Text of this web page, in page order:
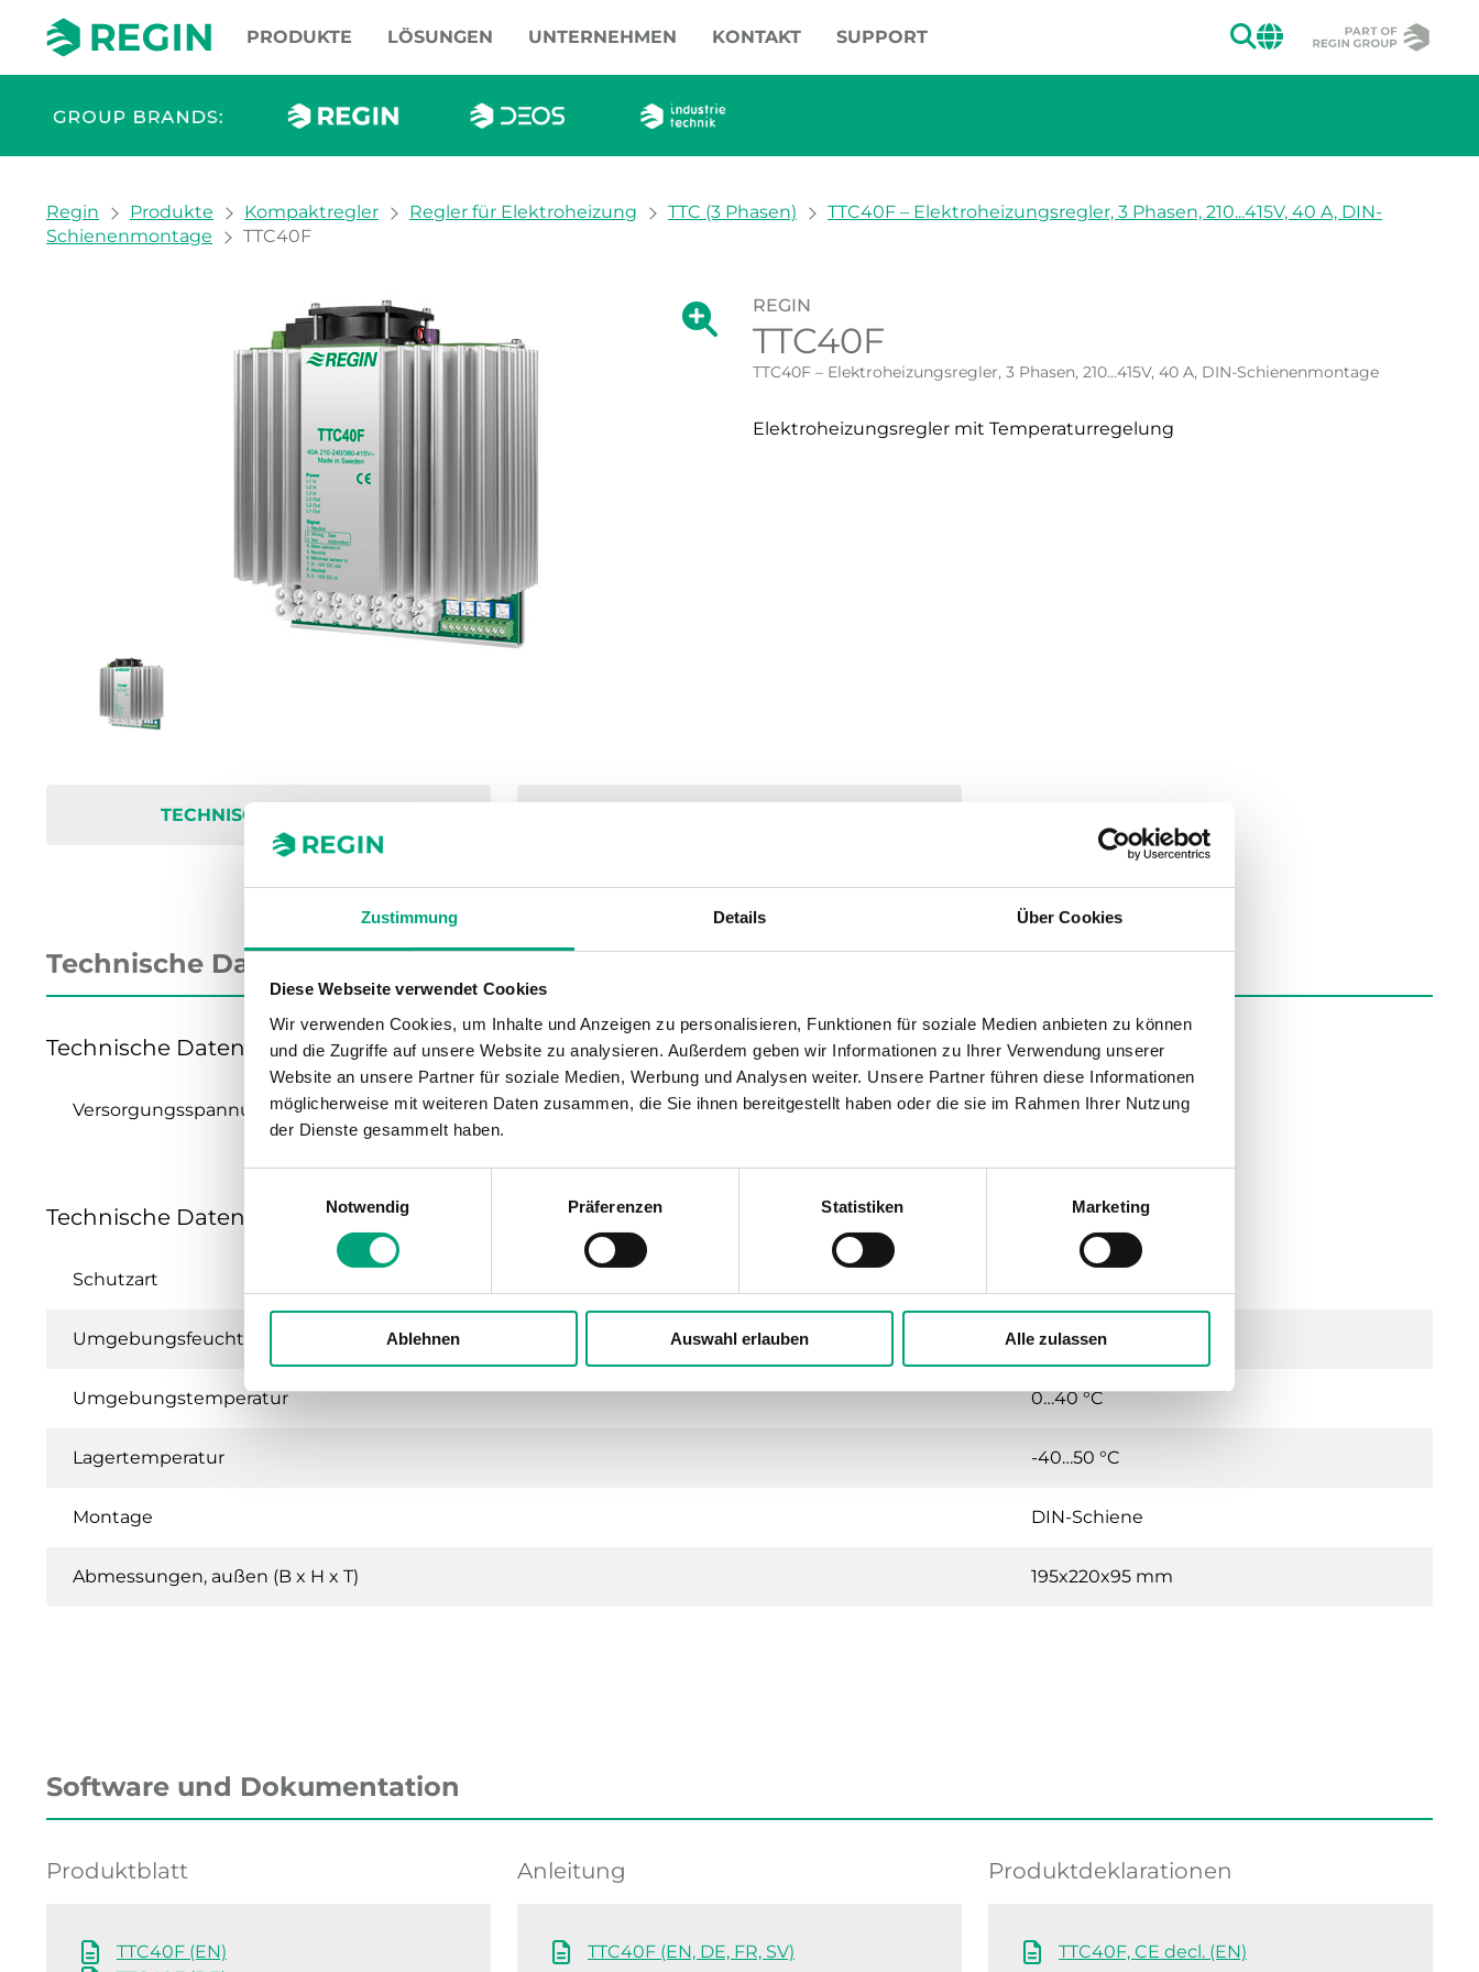
Zustimmung Details Über Cookies
Diese Webseite verwendet Cookies
Wir verwenden Cookies, um Inhalte und Anzeigen zu personalisieren, Funktionen für soziale Medien anbieten zu können
und die Zugriffe auf unsere Website zu analysieren. Außerdem geben wir Informationen zu Ihrer Verwendung unserer
Website an unsere Partner für soziale Medien, Werbung und Analysen weiter. Unsere Partner führen diese Informationen
möglicherweise mit weiteren Daten zusammen, die Sie ihnen bereitgestellt haben oder die sie im Rahmen Ihrer Nutzung
der Dienste gesammelt haben.
Notwendig
Präferenzen Statistiken Marketing
Ablehnen Auswahl erlauben Alle zulassen
PRODUKTE LÖSUNGEN UNTERNEHMEN KONTAKT SUPPORT SUCHEN
CHANGE
You are here:
Regin Produkte Kompaktregler Regler für Elektroheizung TTC (3 Phasen)
TTC40F – Elektroheizungsregler, 3 Phasen, 210...415V, 40 A, DIN-
Schienenmontage
TTC40F
Zeige große Version des Bildes.
Zeige große Version des Bildes.
REGIN
TTC40F
TTC40F – Elektroheizungsregler, 3 Phasen, 210...415V, 40 A, DIN-Schienenmontage
Elektroheizungsregler mit Temperaturregelung
TECHNISCHE DATEN
Technische Daten
Technische Daten für TTC40F
Versorgungsspannung 3-phase, (210...255 V AC/380...415 V AC) Automatic adaptation
Technische Daten für TTC40F – Elektroheizungsregler, 3 Phasen, 210...415V, 40 A, DIN-Schienenmontage
Schutzart
Umgebungsfeuchte (nicht kondensierend) 0…90 % RH
Umgebungstemperatur 0…40 °C
Lagertemperatur -40…50 °C
Montage DIN-Schiene
Abmessungen, außen (B x H x T) 195x220x95 mm
Software und Dokumentation
Produktblatt
TTC40F (EN)
Anleitung
TTC40F (EN, DE, FR, SV)
Produktdeklarationen
TTC40F, CE decl. (EN)